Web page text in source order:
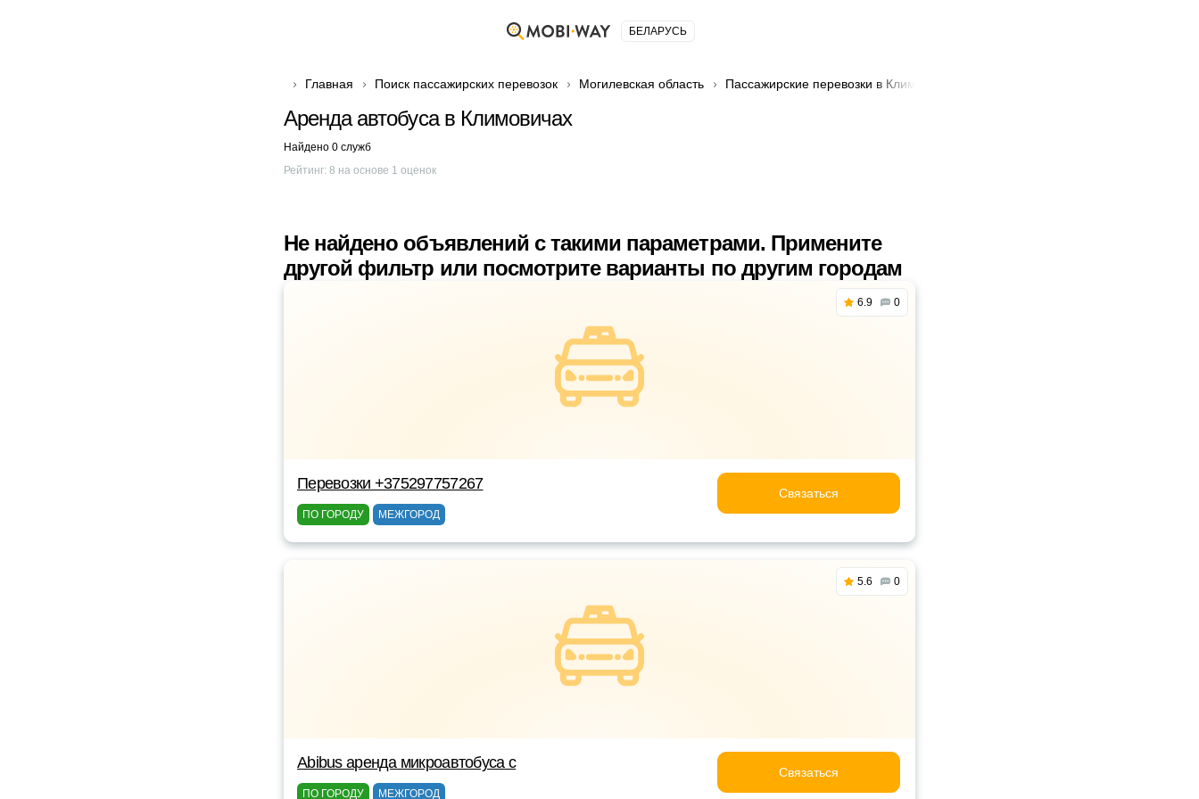
БЕЛАРУСЬ
Главная Поиск пассажирских перевозок Могилевская область Пассажирские перевозки в Климовичах
Аренда автобуса в Климовичах
Найдено 0 служб
Рейтинг: 8 на основе 1 оценок
Не найдено объявлений с такими параметрами. Примените
другой фильтр или посмотрите варианты по другим городам
6.9 0
Перевозки +375297757267
ПО ГОРОДУ МЕЖГОРОД
Связаться
5.6 0
Abibus аренда микроавтобуса с
ПО ГОРОДУ МЕЖГОРОД
Связаться